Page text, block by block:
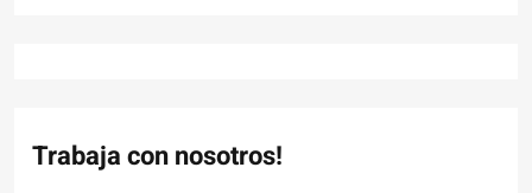
Trabaja con nosotros!